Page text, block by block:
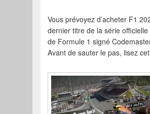
Vous prévoyez d’acheter F1
dernier titre de la série
de Formule 1 signé
Avant de sauter le pas, lisez